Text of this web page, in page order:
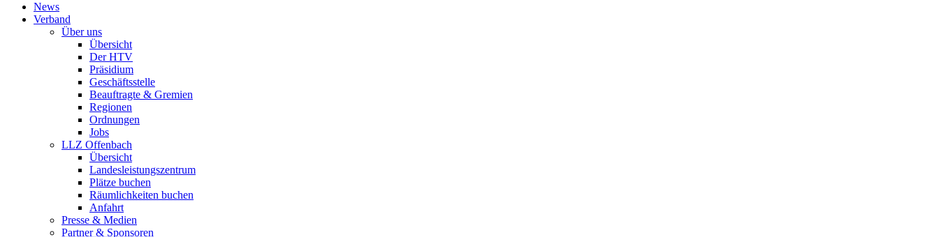
News
Verband
Über uns
Übersicht
Der HTV
Präsidium
Geschäftsstelle
Beauftragte & Gremien
Regionen
Ordnungen
Jobs
LLZ Offenbach
Übersicht
Landesleistungszentrum
Plätze buchen
Räumlichkeiten buchen
Anfahrt
Presse & Medien
Partner & Sponsoren